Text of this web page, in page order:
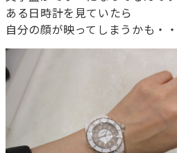
ある日時計を見ていたら
自分の顔が映ってしまうかも・